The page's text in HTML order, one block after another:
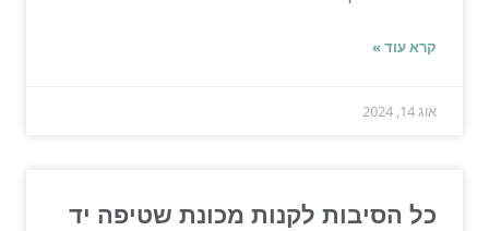
קרא עוד »
אוג 14, 2024
כל הסיבות לקנות מכונת שטיפה יד